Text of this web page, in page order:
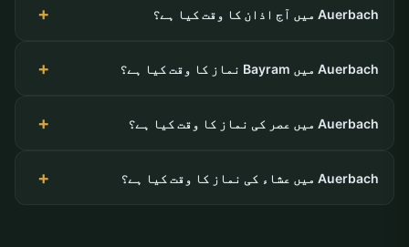
Auerbach میں آج اذان کا وقت کیا ہے؟
Auerbach میں Bayram نماز کا وقت کیا ہے؟
Auerbach میں عصر کی نماز کا وقت کیا ہے؟
Auerbach میں عشاء کی نماز کا وقت کیا ہے؟